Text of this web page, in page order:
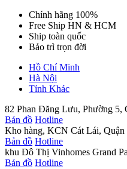
Chính hãng 100%
Free Ship HN & HCM
Ship toàn quốc
Bảo trì trọn đời
Hồ Chí Minh
Hà Nội
Tỉnh Khác
82 Phan Đăng Lưu, Phường 5,
Bản đồ Hotline
Kho hàng, KCN Cát Lái,
Bản đồ Hotline
khu Đô Thị Vinhomes Grand
Bản đồ Hotline